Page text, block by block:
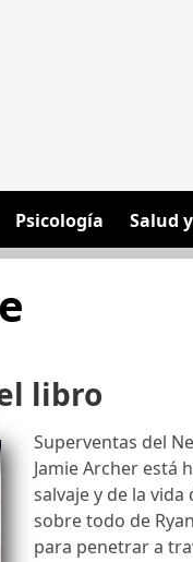
Psicología Salud
libro
Superventas del
Jamie Archer está
salvaje y de la
sobre todo de
para penetrar a